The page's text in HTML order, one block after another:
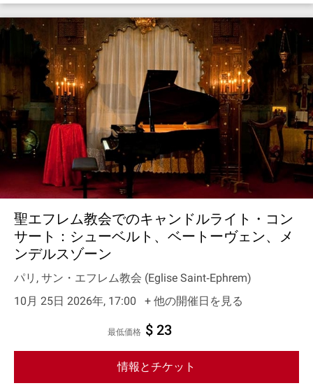
聖エフレム教会でのキャンドルライト・コン
サート：シューベルト、ベートーヴェン、メ
ンデルスゾーン
パリ, サン・エフレム教会 (Eglise Saint‐Ephrem)
10月 25日 2026年, 17:00
+ 他の開催日を見る
最低価格 $ 23
情報とチケット